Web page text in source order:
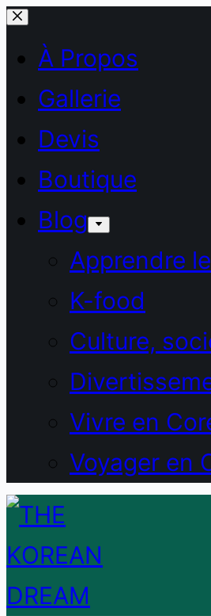
Passer
contenuÀ Propos
Gallerie
Devis
Boutique
Blog
Apprendre
K-food
Culture,
Vivre en
Voyager en